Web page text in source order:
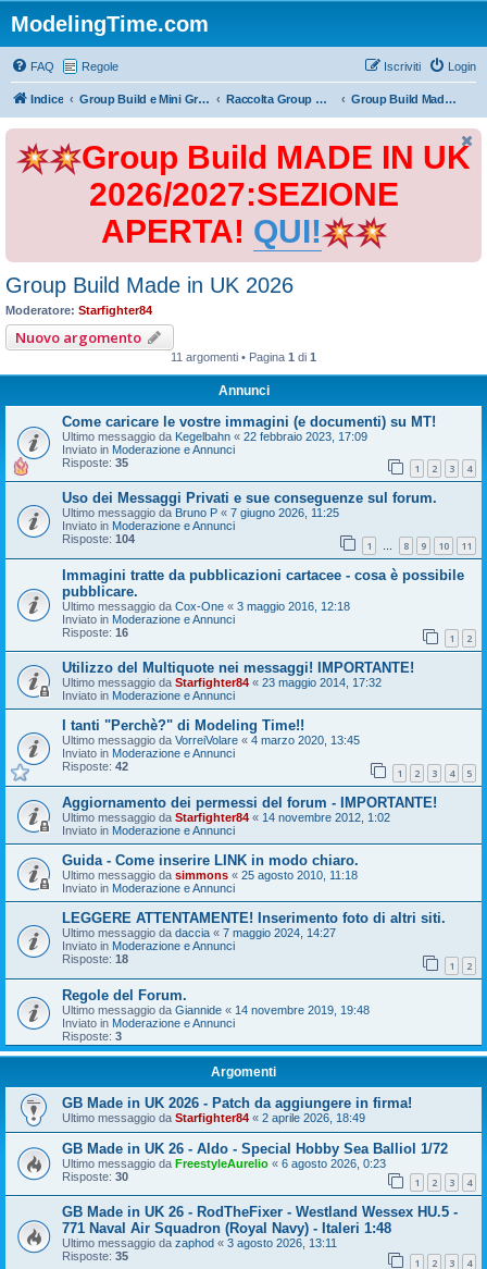
ModelingTime.com
FAQ Regole Login
Iscriviti
Indice Group Build e Mini Group Build Raccolta Group Build Group Build Made in UK 2026
Group Build MADE IN UK
2026/2027:SEZIONE
APERTA! QUI!
Group Build Made in UK 2026
Moderatore: Starfighter84
Nuovo argomento
11 argomenti • Pagina 1 di 1
Annunci
Come caricare le vostre immagini (e documenti) su MT!
Ultimo messaggio da Kegelbahn « 22 febbraio 2023, 17:09
Inviato in Moderazione e Annunci
Risposte: 35 1 2 3 4
Uso dei Messaggi Privati e sue conseguenze sul forum.
Ultimo messaggio da Bruno P « 7 giugno 2026, 11:25
Inviato in Moderazione e Annunci
Risposte: 104 1 … 8 9 10 11
Immagini tratte da pubblicazioni cartacee - cosa è possibile
pubblicare.
Ultimo messaggio da Cox-One « 3 maggio 2016, 12:18
Inviato in Moderazione e Annunci
Risposte: 16 1 2
Utilizzo del Multiquote nei messaggi! IMPORTANTE!
Ultimo messaggio da Starfighter84 « 23 maggio 2014, 17:32
Inviato in Moderazione e Annunci
I tanti "Perchè?" di Modeling Time!!
Ultimo messaggio da VorreiVolare « 4 marzo 2020, 13:45
Inviato in Moderazione e Annunci
Risposte: 42 1 2 3 4 5
Aggiornamento dei permessi del forum - IMPORTANTE!
Ultimo messaggio da Starfighter84 « 14 novembre 2012, 1:02
Inviato in Moderazione e Annunci
Guida - Come inserire LINK in modo chiaro.
Ultimo messaggio da simmons « 25 agosto 2010, 11:18
Inviato in Moderazione e Annunci
LEGGERE ATTENTAMENTE! Inserimento foto di altri siti.
Ultimo messaggio da daccia « 7 maggio 2024, 14:27
Inviato in Moderazione e Annunci
Risposte: 18 1 2
Regole del Forum.
Ultimo messaggio da Giannide « 14 novembre 2019, 19:48
Inviato in Moderazione e Annunci
Risposte: 3
Argomenti
GB Made in UK 2026 - Patch da aggiungere in firma!
Ultimo messaggio da Starfighter84 « 2 aprile 2026, 18:49
GB Made in UK 26 - Aldo - Special Hobby Sea Balliol 1/72
Ultimo messaggio da FreestyleAurelio « 6 agosto 2026, 0:23
Risposte: 30 1 2 3 4
GB Made in UK 26 - RodTheFixer - Westland Wessex HU.5 -
771 Naval Air Squadron (Royal Navy) - Italeri 1:48
Ultimo messaggio da zaphod « 3 agosto 2026, 13:11
Risposte: 35 1 2 3 4